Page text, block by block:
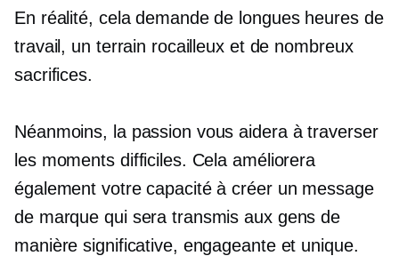
En réalité, cela demande de longues heures de
travail, un terrain rocailleux et de nombreux
sacrifices.
Néanmoins, la passion vous aidera à traverser
les moments difficiles. Cela améliorera
également votre capacité à créer un message
de marque qui sera transmis aux gens de
manière significative, engageante et unique.